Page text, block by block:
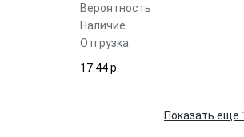
Вероятность
Наличие
Отгрузка
17.44 p.
Показать еще